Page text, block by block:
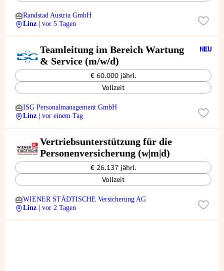
Randstad Austria GmbH
Linz
| vor 5 Tagen
Teamleitung im Bereich Wartung
& Service (m/w/d)
€ 60.000 jährl.
Vollzeit
ISG Personalmanagement GmbH
Linz
| vor einem Tag
Vertriebsunterstützung für die
Personenversicherung (w|m|d)
€ 26.137 jährl.
Vollzeit
WIENER STÄDTISCHE Versicherung AG
Linz
| vor 2 Tagen